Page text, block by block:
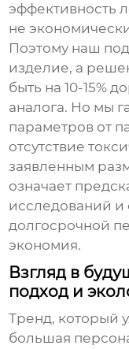
эффективность
не
Поэтому наш
изделие, а
быть на 10-15%
аналога. Но мы
параметров от
отсутствие
заявленным
означает
исследований и
долгосрочной
экономия.
Взгляд в
подход и
Тренд, который
большая